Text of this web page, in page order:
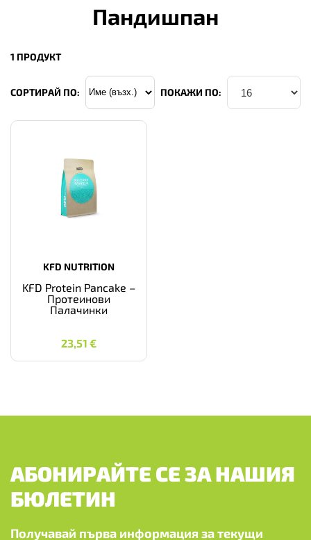
Пандишпан
1 ПРОДУКТ
СОРТИРАЙ ПО: ПОКАЖИ ПО:
KFD NUTRITION
KFD Protein Pancake –
Протеинови
Палачинки
23,51 €
23,51 €
АБОНИРАЙТЕ СЕ ЗА НАШИЯ
БЮЛЕТИН
Получавай първа информация за текущи